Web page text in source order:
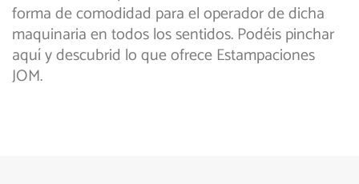
forma de comodidad para el operador de dicha
maquinaria en todos los sentidos. Podéis pinchar
aquí y descubrid lo que ofrece Estampaciones
JOM.